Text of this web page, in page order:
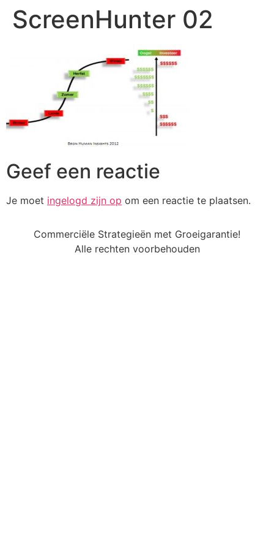
ScreenHunter 02
Geef een reactie
Je moet ingelogd zijn op om een reactie te plaatsen.
Commerciële Strategieën met Groeigarantie!
Alle rechten voorbehouden